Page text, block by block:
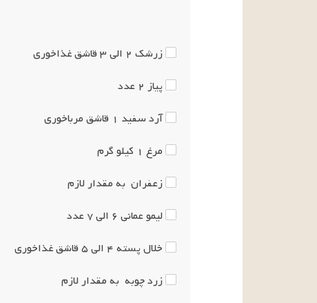
زرشک ۲ الی ۳
قاشق غذاخوری
پیاز ۲ عدد
آرد سفید ۱ قاشق مرباخوری
مرغ ۱ کیلو گرم
زعفران به مقدار لازم
لیمو عمانی ۶ الی ۷
عدد
خلال پسته ۴ الی ۵
قاشق غذاخوری
زرد چوبه به مقدار لازم